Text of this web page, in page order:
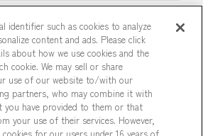
言
ーシャルメディアポリシー
identifier such as cookies to analyze
content and ads. Please click
about how we use cookies and the
cookie. We may sell or share
use of our website to/with our
partners, who may combine it with
have provided to them or that
your use of their services. However,